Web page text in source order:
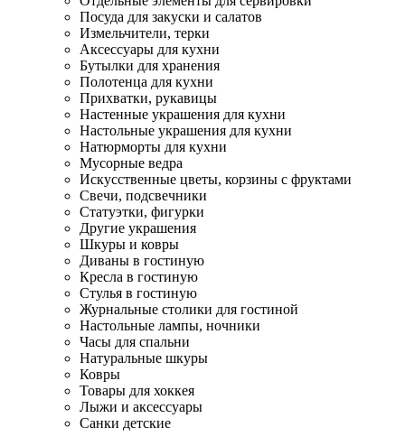
Посуда для закуски и салатов
Измельчители, терки
Аксессуары для кухни
Бутылки для хранения
Полотенца для кухни
Прихватки, рукавицы
Настенные украшения для кухни
Настольные украшения для кухни
Натюрморты для кухни
Мусорные ведра
Искусственные цветы, корзины с фруктами
Свечи, подсвечники
Статуэтки, фигурки
Другие украшения
Шкуры и ковры
Диваны в гостиную
Кресла в гостиную
Стулья в гостиную
Журнальные столики для гостиной
Настольные лампы, ночники
Часы для спальни
Натуральные шкуры
Ковры
Товары для хоккея
Лыжи и аксессуары
Санки детские